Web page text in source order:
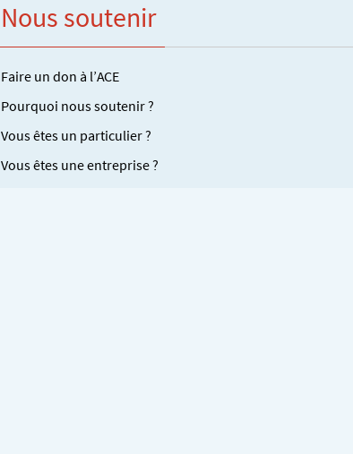
Nous soutenir
Faire un don à l’ACE
Pourquoi nous soutenir ?
Vous êtes un particulier ?
Vous êtes une entreprise ?